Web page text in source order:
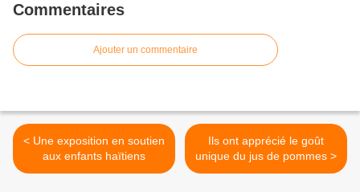
Commentaires
Ajouter un commentaire
< Une exposition en soutien
aux enfants haïtiens
Ils ont apprécié le goût
unique du jus de pommes >